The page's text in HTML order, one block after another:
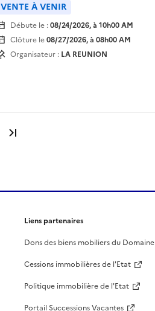
VENTE À VENIR
Débute le :08/24/2026, à 10h00 AM
Clôture le08/27/2026, à 08h00 AM
Organisateur : LA REUNION
Liens partenaires
Dons des biens mobiliers du Domaine
Cessions immobilières de l'Etat
Politique immobilière de l'Etat
Portail Successions Vacantes